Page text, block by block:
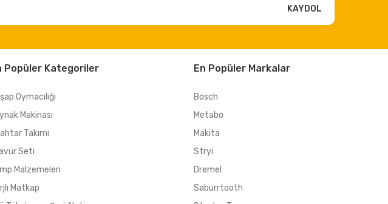
KAYDOL
Popüler Kategoriler
Oymacılığı
Makinası
Takımı
Seti
Malzemeleri
Matkap
En Popüler Markalar
Bosch
Metabo
Makita
Stryi
Dremel
Saburrtooth